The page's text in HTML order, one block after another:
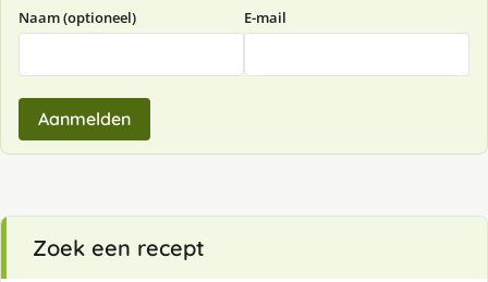
Naam (optioneel) E-mail
Aanmelden
Zoek een recept